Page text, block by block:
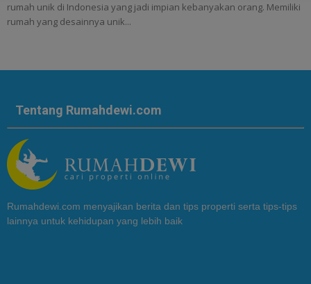
rumah unik di Indonesia yang jadi impian kebanyakan orang. Memiliki
rumah yang desainnya unik...
Tentang Rumahdewi.com
Rumahdewi.com menyajikan berita dan tips properti serta tips-tips
lainnya untuk kehidupan yang lebih baik